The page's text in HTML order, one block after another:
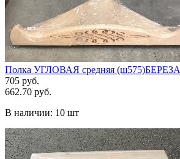
Полка УГЛОВАЯ средняя (ш575)БЕРЕЗА
705 руб.
662.70 руб.
В наличии: 10 шт